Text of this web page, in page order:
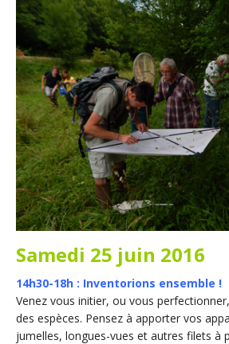
Samedi 25 juin 2016
14h30-18h : Inventorions ensemble !
Venez vous initier, ou vous
des espèces. Pensez à apporter vos
jumelles, longues-vues et autres filets à